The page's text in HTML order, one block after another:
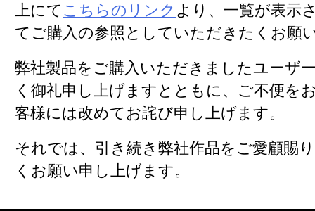
上にて こちらのリンク より、一覧が表示
てご購入の参照としていただきたくお願
弊社製品をご購入いただきましたユーザ
く御礼申し上げますとともに、ご不便を
客様には改めてお詫び申し上げます。
それでは、引き続き弊社作品をご愛顧賜
くお願い申し上げます。